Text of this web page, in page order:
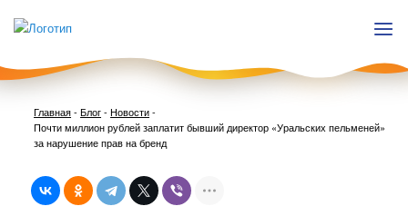
Главная-Блог- Новости-
Почти миллион рублей заплатит бывший директор «Уральских пельменей»
за нарушение прав на бренд